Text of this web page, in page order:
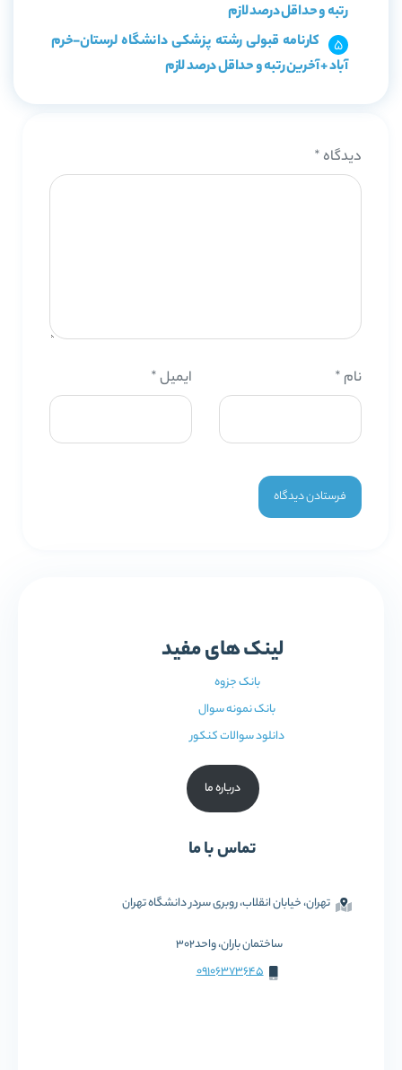
رتبه و حداقل درصد لازم
کارنامه قبولی رشته پزشکی دانشگاه لرستان-خرم
آباد + آخرین رتبه و حداقل درصد لازم
دیدگاه *
نام * ایمیل*
لینک های مفید
بانک جزوه
بانک نمونه سوال
دانلود سوالات کنکور
درباره ما
تماس با ما
تهران، خیابان انقلاب، روبری سردر دانشگاه تهران
ساختمان باران، واحد302
09106373645